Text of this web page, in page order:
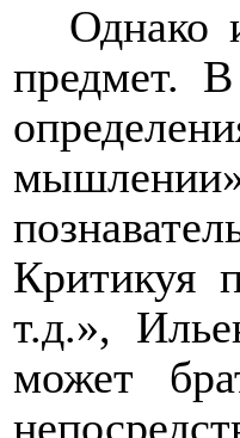
Однако
предмет. В
Критикуя
т.д.»,
может